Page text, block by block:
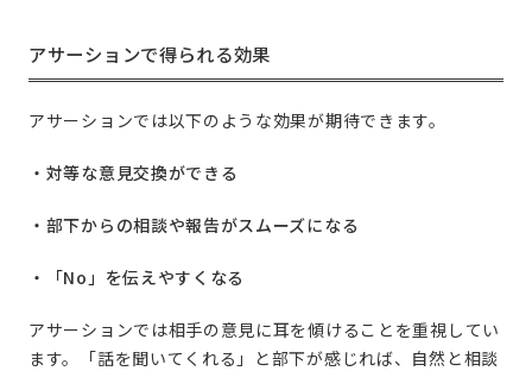
アサーションで得られる効果
アサーションでは以下のような効果が期待できます。
・対等な意見交換ができる
・部下からの相談や報告がスムーズになる
・「No」を伝えやすくなる
アサーションでは相手の意見に耳を傾けることを重視してい
ます。「話を聞いてくれる」と部下が感じれば、自然と相談